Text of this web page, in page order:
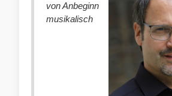
von Anbeginn
musikalisch